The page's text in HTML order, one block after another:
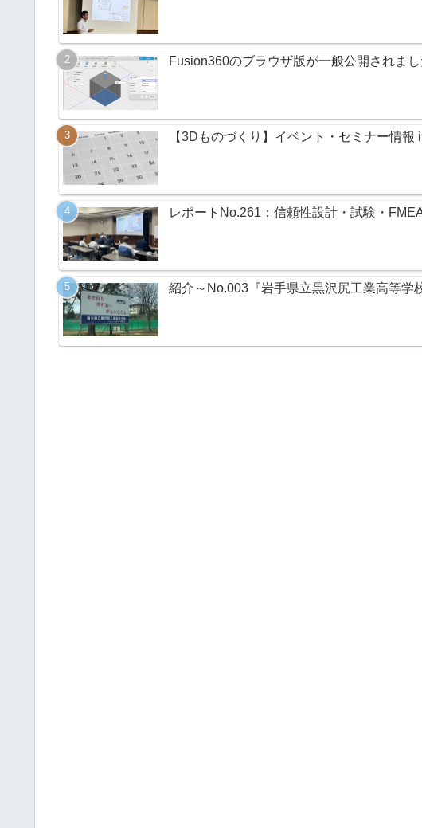
Fusion360のブラウザ版が一般公開されまし
【3Dものづくり】イベント・セミナー情報
レポートNo.261：信頼性設計・試験・
紹介～No.003『岩手県立黒沢尻工業高等学